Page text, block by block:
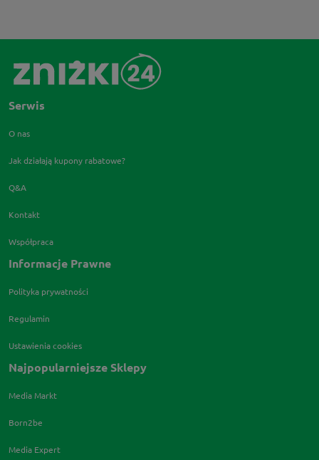
Serwis
O nas
Jak działają kupony rabatowe?
Q&A
Kontakt
Współpraca
Informacje Prawne
Polityka prywatności
Regulamin
Ustawienia cookies
Najpopularniejsze Sklepy
Media Markt
Born2be
Media Expert